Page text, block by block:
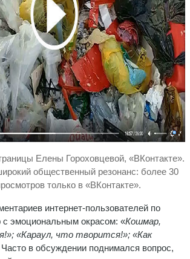
Елены Гороховцевой, «ВКонтакте».
общественный резонанс: более 30
только в «ВКонтакте».
интернет-пользователей по
эмоциональным окрасом: «Кошмар,
«Караул, что творится!»; «Как
в обсуждении поднимался вопрос,